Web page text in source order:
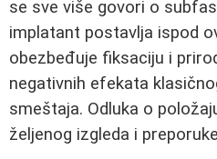
se sve više govori o
implatant postavlja ispod
obezbeđuje fiksaciju i
negativnih efekata
smeštaja. Odluka o
željenog izgleda i